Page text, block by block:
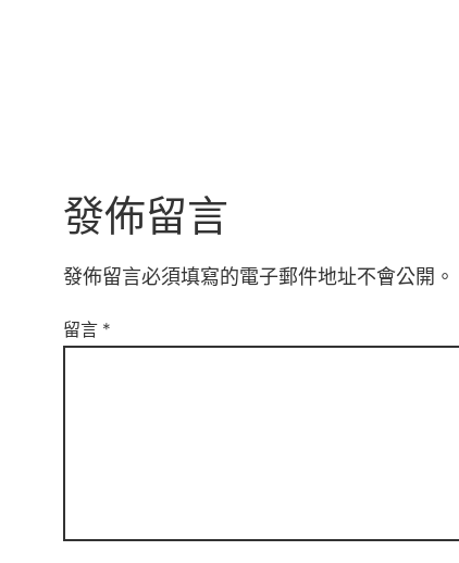
發佈留言
發佈留言必須填寫的電子郵件地址不會公開。
留言 *